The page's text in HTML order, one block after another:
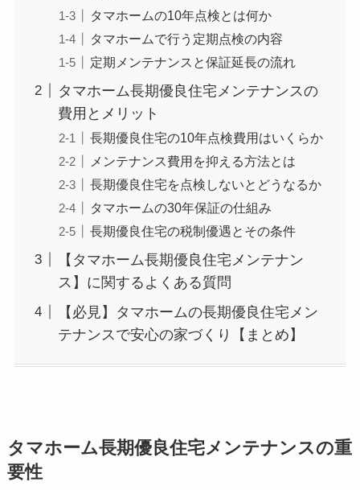
タマホームの10年点検とは何か
タマホームで行う定期点検の内容
定期メンテナンスと保証延長の流れ
タマホーム長期優良住宅メンテナンスの
費用とメリット
長期優良住宅の10年点検費用はいくらか
メンテナンス費用を抑える方法とは
長期優良住宅を点検しないとどうなるか
タマホームの30年保証の仕組み
長期優良住宅の税制優遇とその条件
【タマホーム長期優良住宅メンテナン
ス】に関するよくある質問
【必見】タマホームの長期優良住宅メン
テナンスで安心の家づくり【まとめ】
タマホーム長期優良住宅メンテナンスの重
要性